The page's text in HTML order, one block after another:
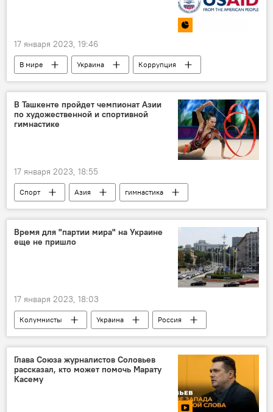
17 января 2023, 19:46
В мире Украина
Коррупция
USAID
финансы
финансирование
Киев
В Ташкенте пройдет чемпионат Азии
по художественной и спортивной
гимнастике
17 января 2023, 18:55
Спорт Азия
гимнастика
Чемпионат Азии
Ташкент
Время для "партии мира" на Украине
еще не пришло
17 января 2023, 18:03
Колумнисты Украина Россия
Глава Союза журналистов Соловьев
рассказал, кто может помочь Марату
Касему